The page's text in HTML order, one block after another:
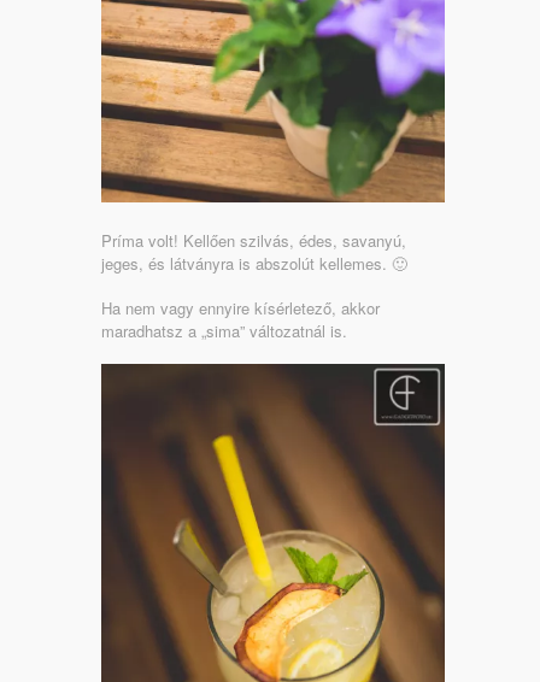
Príma volt! Kellően szilvás, édes, savanyú,
jeges, és látványra is abszolút kellemes. 🙂
Ha nem vagy ennyire kísérletező, akkor
maradhatsz a „sima” változatnál is.